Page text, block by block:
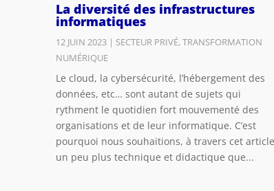
La diversité des infrastructures
informatiques
12 JUIN 2023| SECTEUR PRIVÉ,TRANSFORMATION
NUMÉRIQUE
Le cloud, la cybersécurité, l’hébergement des
données, etc… sont autant de sujets qui
rythment le quotidien fort mouvementé des
organisations et de leur informatique. C’est
pourquoi nous souhaitions, à travers cet
un peu plus technique et didactique que...